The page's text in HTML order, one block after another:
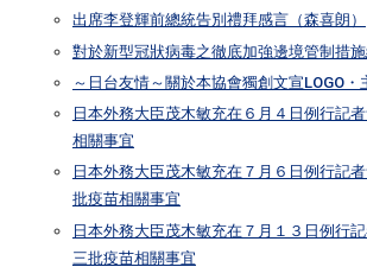
出席李登輝前總統告別禮拜感言（森喜朗）
對於新型冠狀病毒之徹底加強邊境管制措
～日台友情～關於本協會獨創文宣LOGO・
日本外務大臣茂木敏充在６月４日例行記
相關事宜
日本外務大臣茂木敏充在７月６日例行記
批疫苗相關事宜
日本外務大臣茂木敏充在７月１３日例行
三批疫苗相關事宜